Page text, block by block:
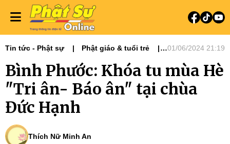
Tin tức - Phật sự
Phật giáo & tuổi trẻ
01/06/2024 21:19
Bình Phước: Khóa tu mùa Hè
"Tri ân- Báo ân" tại chùa
Đức Hạnh
Thích Nữ Minh An